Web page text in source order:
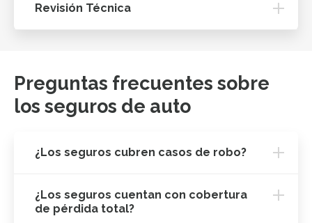
Revisión Técnica
Preguntas frecuentes sobre
los seguros de auto
¿Los seguros cubren casos de robo?
¿Los seguros cuentan con cobertura
de pérdida total?